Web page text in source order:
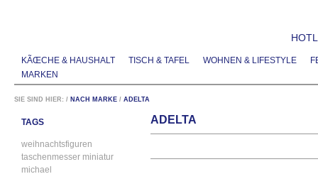
KÃŒCHE & HAUSHALT TISCH & TAFEL WOHNEN & LIFESTYLE
MARKEN
SIE SIND HIER: / NACH MARKE / ADELTA
TAGS
weihnachtsfiguren
taschenmesser miniatur
michael
ADELTA